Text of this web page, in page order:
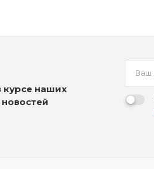
курсе наших